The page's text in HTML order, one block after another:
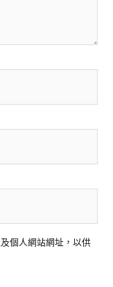
個人網站網址，以供